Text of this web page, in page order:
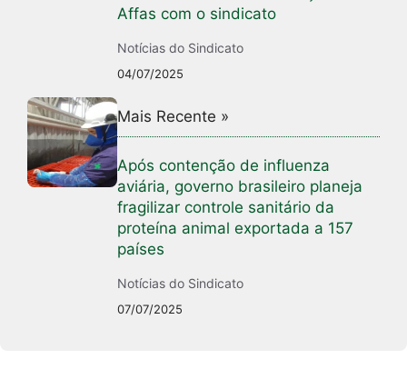
Affas com o sindicato
Notícias do Sindicato
04/07/2025
Mais Recente »
Após contenção de influenza
aviária, governo brasileiro planeja
fragilizar controle sanitário da
proteína animal exportada a 157
países
Notícias do Sindicato
07/07/2025